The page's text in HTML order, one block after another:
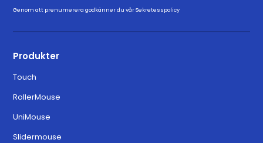
Drivers
Sonoma, and Sequoia
Genom att prenumerera godkänner du vårSekretesspolicy
Produkter
Touch
RollerMouse
UniMouse
Slidermouse